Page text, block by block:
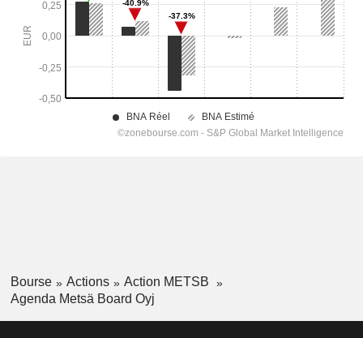
Bourse Actions
Action METSB
Agenda Metsä Board Oyj